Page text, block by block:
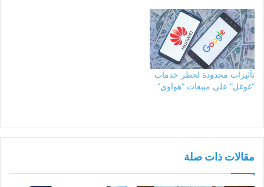
تأثيرات محدودة لحظر خدمات
“غوغل” على مبيعات “هواوي”
مقالات ذات صلة